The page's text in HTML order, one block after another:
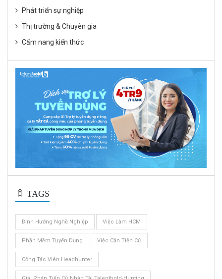
Phát triển sự nghiệp
Thị trường & Chuyên gia
Cẩm nang kiến thức
TAGS
Định Hướng Nghề Nghiệp Việc Làm HCM
Phần Mềm Tuyển Dụng Việc Cần Tiến Cử
Cộng Tác Viên Headhunter